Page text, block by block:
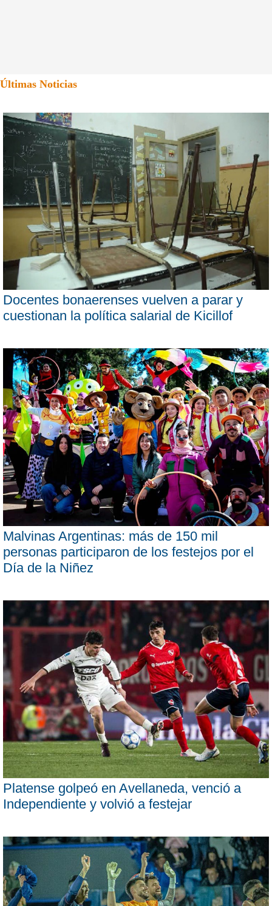
Últimas Noticias
Docentes bonaerenses vuelven a parar y
cuestionan la política salarial de Kicillof
Malvinas Argentinas: más de 150 mil
personas participaron de los festejos por el
Día de la Niñez
Platense golpeó en Avellaneda, venció a
Independiente y volvió a festejar